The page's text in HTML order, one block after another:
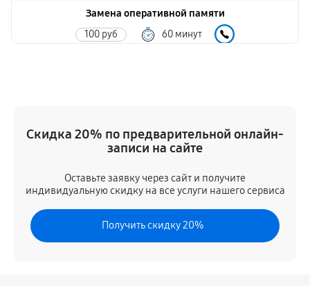
Замена оперативной памяти
100 руб 60 минут
290 руб 60 минут
Замена блока питания
230 руб 60 минут
Замена звуковой платы
Скидка 20% по предварительной онлайн-
записи на сайте
Оставьте заявку через сайт и получите
индивидуальную скидку на все услуги нашего сервиса
Получить скидку 20%